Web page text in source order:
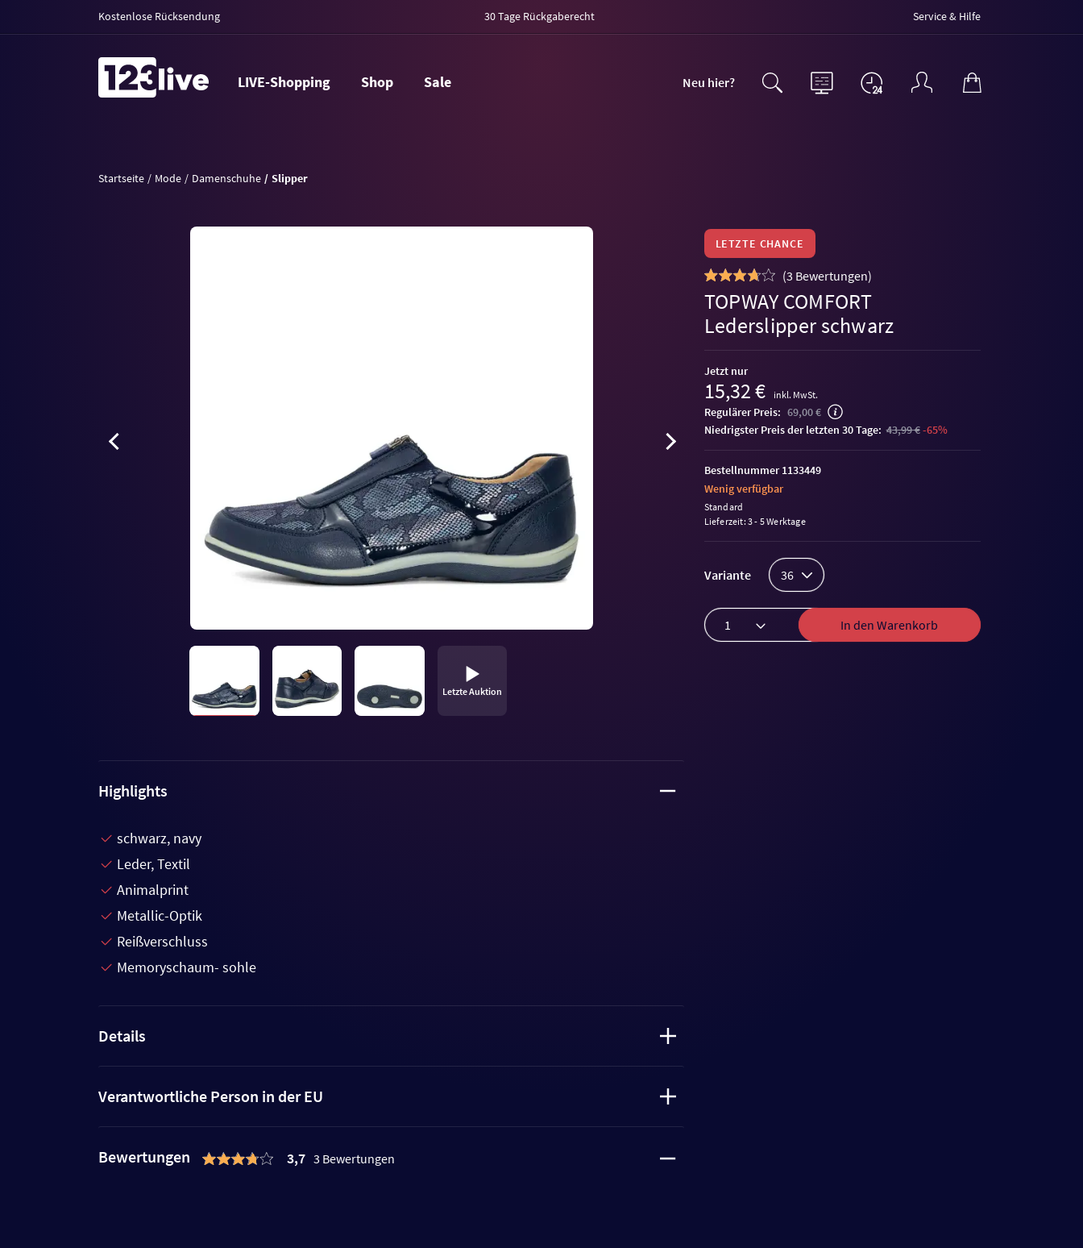
Kostenlose Rücksendung 30 Tage Rückgaberecht Service & Hilfe
LIVE-Shopping Shop Sale Neu hier?
Startseite Mode Damenschuhe Slipper
Letzte Auktion
LETZTE CHANCE
(3 Bewertungen)
TOPWAY COMFORT
Lederslipper schwarz
Jetzt nur
15,32 € inkl. MwSt.
Regulärer Preis: 69,00 €
niedrigster Preis der letzten 30 Tage: 43,99 €-65%
Variante 36
In den Warenkorb
Bestellnummer 1133449
Wenig verfügbar
Standard
Lieferzeit: 3 - 5 Werktage
Highlights
schwarz, navy
Leder, Textil
Animalprint
Metallic-Optik
Reißverschluss
Memoryschaum- sohle
Details
Verantwortliche Person in der EU
Bewertungen 3,7 3 Bewertungen